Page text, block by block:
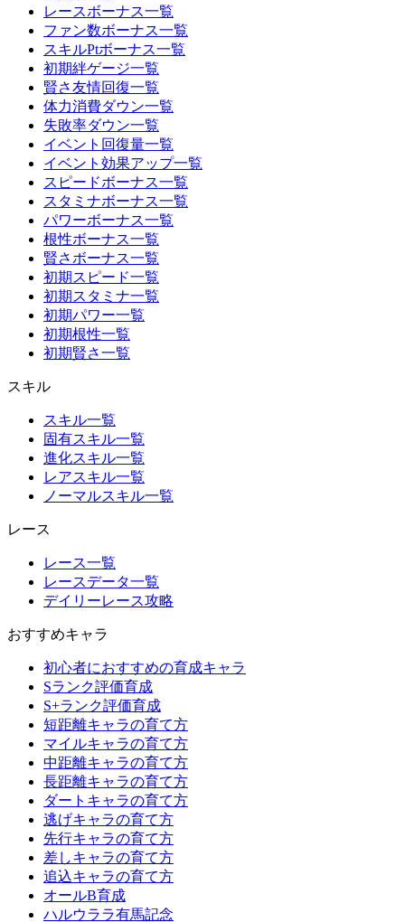
レースボーナス一覧
ファン数ボーナス一覧
スキルPtボーナス一覧
初期絆ゲージ一覧
賢さ友情回復一覧
体力消費ダウン一覧
失敗率ダウン一覧
イベント回復量一覧
イベント効果アップ一覧
スピードボーナス一覧
スタミナボーナス一覧
パワーボーナス一覧
根性ボーナス一覧
賢さボーナス一覧
初期スピード一覧
初期スタミナ一覧
初期パワー一覧
初期根性一覧
初期賢さ一覧
スキル
スキル一覧
固有スキル一覧
進化スキル一覧
レアスキル一覧
ノーマルスキル一覧
レース
レース一覧
レースデータ一覧
デイリーレース攻略
おすすめキャラ
初心者におすすめの育成キャラ
Sランク評価育成
S+ランク評価育成
短距離キャラの育て方
マイルキャラの育て方
中距離キャラの育て方
長距離キャラの育て方
ダートキャラの育て方
逃げキャラの育て方
先行キャラの育て方
差しキャラの育て方
追込キャラの育て方
オールB育成
ハルウララ有馬記念